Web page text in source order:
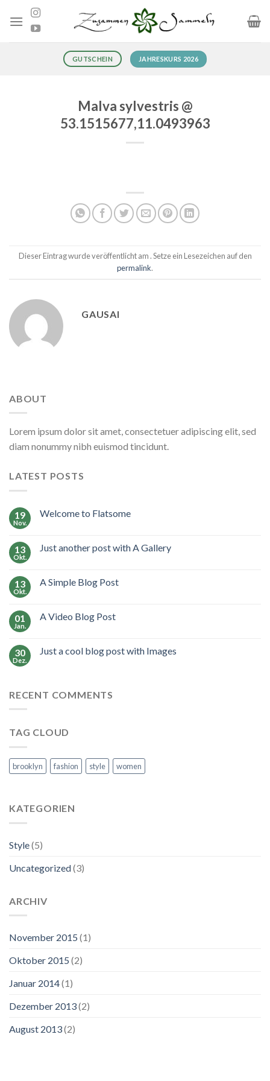
Inhalt
GUTSCHEIN JAHRESKURS 2026
Malva sylvestris @
53.1515677,11.0493963
Dieser Eintrag wurde veröffentlicht am . Setze ein Lesezeichen auf den
permalink.
GAUSAI
ABOUT
Lorem ipsum dolor sit amet, consectetuer adipiscing elit, sed
diam nonummy nibh euismod tincidunt.
LATEST POSTS
19
Nov.
Welcome to Flatsome
13
Okt.
Just another post with A Gallery
13
Okt.
A Simple Blog Post
01
Jan.
A Video Blog Post
30
Dez.
Just a cool blog post with Images
RECENT COMMENTS
TAG CLOUD
brooklyn fashion style women
KATEGORIEN
Style(5)
Uncategorized(3)
ARCHIV
November 2015 (1)
Oktober 2015 (2)
Januar 2014(1)
Dezember 2013(2)
August 2013(2)